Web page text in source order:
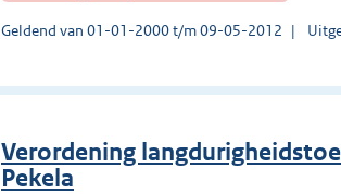
Geldend van 01-01-2000 t/m 09-05-2012
Verordening
Pekela